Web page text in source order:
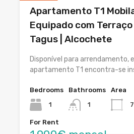
Apartamento T1
Equipado com
Tagus | Alcochete
Disponível para arrendamento,
apartamento T1 encontra-se
Bedrooms
1
Bathrooms
1
Area
For Rent